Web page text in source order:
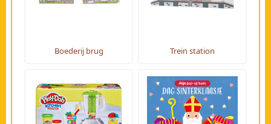
Boederij brug Trein station